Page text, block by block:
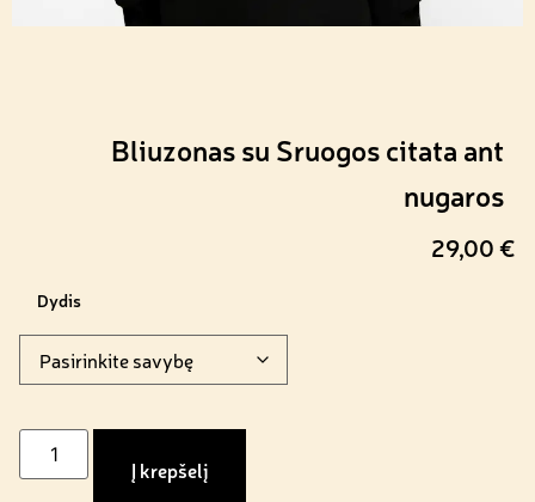
Bliuzonas su Sruogos citata ant
nugaros
29,00€
Dydis
Į krepšelį